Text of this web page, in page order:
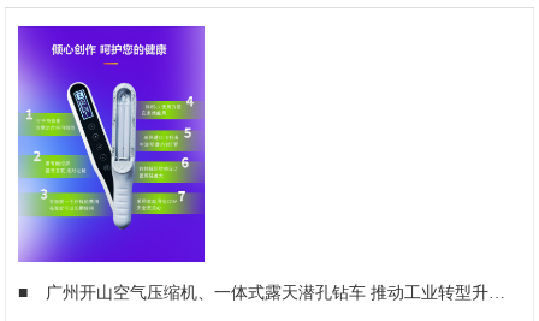
■ 广州开山空气压缩机、一体式露天潜孔钻车 推动工业转型升级